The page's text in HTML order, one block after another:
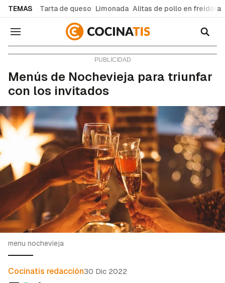
TEMAS Tarta de queso Limonada Alitas de pollo en freidora
Navegación
Menús de Nochevieja para triunfar
con los invitados
menu nochevieja
Cocinatis redacción30 Dic 2022